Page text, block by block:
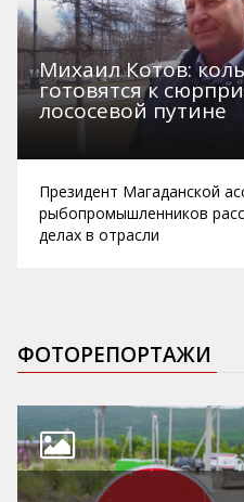
Михаил Котов:
готовятся к
лососевой путине
Президент Магаданской
рыбопромышленников
делах в отрасли
ФОТОРЕПОРТАЖИ